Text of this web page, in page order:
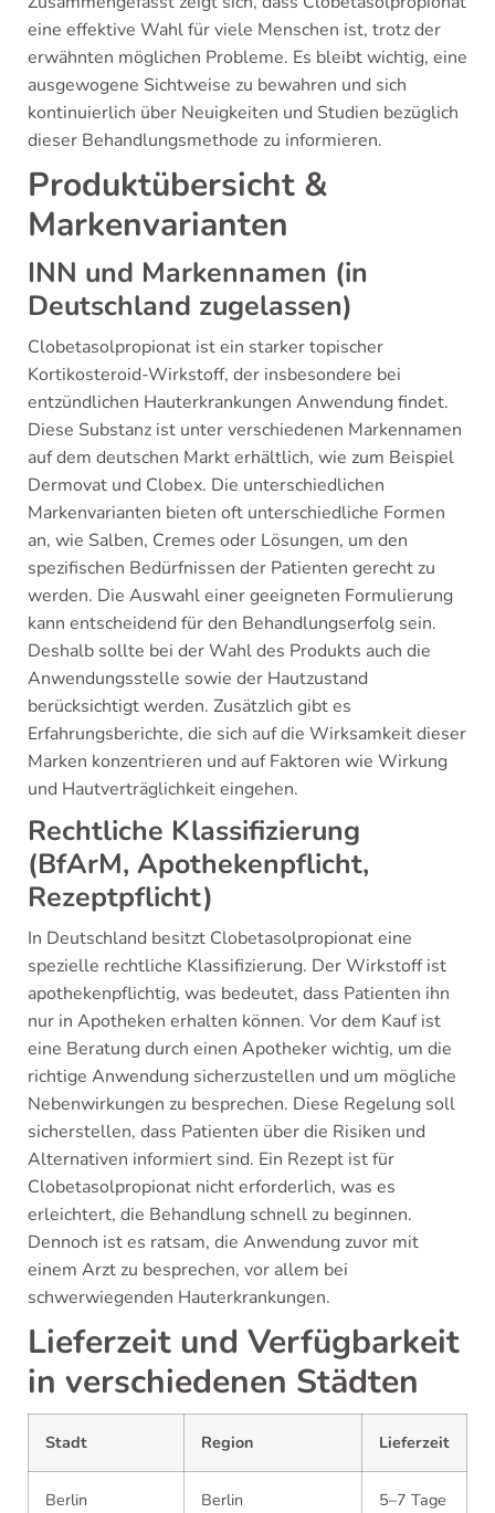
eine effektive Wahl für viele Menschen ist, trotz der
erwähnten möglichen Probleme. Es bleibt wichtig, eine
ausgewogene Sichtweise zu bewahren und sich
kontinuierlich über Neuigkeiten und Studien bezüglich
dieser Behandlungsmethode zu informieren.
Produktübersicht &
Markenvarianten
INN und Markennamen (in
Deutschland zugelassen)
Clobetasolpropionat ist ein starker topischer
Kortikosteroid-Wirkstoff, der insbesondere bei
entzündlichen Hauterkrankungen Anwendung findet.
Diese Substanz ist unter verschiedenen Markennamen
auf dem deutschen Markt erhältlich, wie zum Beispiel
Dermovat und Clobex. Die unterschiedlichen
Markenvarianten bieten oft unterschiedliche Formen
an, wie Salben, Cremes oder Lösungen, um den
spezifischen Bedürfnissen der Patienten gerecht zu
werden. Die Auswahl einer geeigneten Formulierung
kann entscheidend für den Behandlungserfolg sein.
Deshalb sollte bei der Wahl des Produkts auch die
Anwendungsstelle sowie der Hautzustand
berücksichtigt werden. Zusätzlich gibt es
Erfahrungsberichte, die sich auf die Wirksamkeit dieser
Marken konzentrieren und auf Faktoren wie Wirkung
und Hautverträglichkeit eingehen.
Rechtliche Klassifizierung
(BfArM, Apothekenpflicht,
Rezeptpflicht)
In Deutschland besitzt Clobetasolpropionat eine
spezielle rechtliche Klassifizierung. Der Wirkstoff ist
apothekenpflichtig, was bedeutet, dass Patienten ihn
nur in Apotheken erhalten können. Vor dem Kauf ist
eine Beratung durch einen Apotheker wichtig, um die
richtige Anwendung sicherzustellen und um mögliche
Nebenwirkungen zu besprechen. Diese Regelung soll
sicherstellen, dass Patienten über die Risiken und
Alternativen informiert sind. Ein Rezept ist für
Clobetasolpropionat nicht erforderlich, was es
erleichtert, die Behandlung schnell zu beginnen.
Dennoch ist es ratsam, die Anwendung zuvor mit
einem Arzt zu besprechen, vor allem bei
schwerwiegenden Hauterkrankungen.
Lieferzeit und Verfügbarkeit
in verschiedenen Städten
Stadt Region Lieferzeit
Berlin Berlin 5–7 Tage